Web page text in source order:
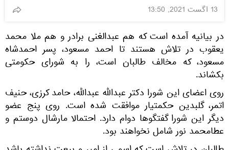
13 اگست 2021, 13:50
در بیانیه آمده است که هم عبدالغنی برادر و هم ملا محمد
یعقوب در تلاش هستند تا احمد مسعود، پسر احمدشاه
مسعود، که مخالف طالبان است، را به شورای حکومتی
بکشاند.
روی اعضای این شورا دکتر عبدالله عبدالله، حامد کرزی، حنیف
اتمر، گلبدین حکمتیار موافقت شده است. روی پنج عضو
دیگر این شورا گفتگوها دوام دارد. احتمالا مارشال دوستم و
عطامحمد نور شامل نخواهند بود.